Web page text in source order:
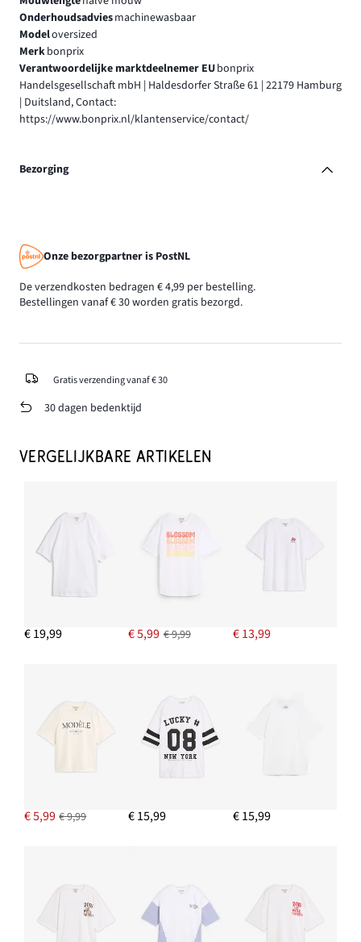
Onderhoudsadviesmachinewasbaar
Modeloversized
Merkbonprix
Verantwoordelijke marktdeelnemer EUbonprix
Handelsgesellschaft mbH | Haldesdorfer Straße 61 | 22179 Hamburg
| Duitsland, Contact:
https://www.bonprix.nl/klantenservice/contact/
Bezorging
Onze bezorgpartner is PostNL
De verzendkosten bedragen € 4,99 per bestelling.
Bestellingen vanaf € 30 worden gratis bezorgd.
Gratis verzending vanaf € 30
30 dagen bedenktijd
VERGELIJKBARE ARTIKELEN
€ 19,99 € 5,99 € 9,99 € 13,99
€ 5,99 € 9,99 € 15,99 € 15,99